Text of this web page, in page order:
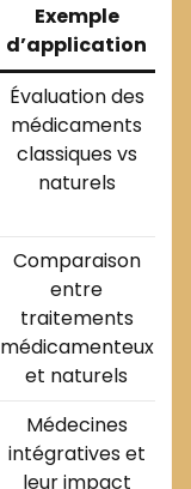
Exemple
d’application
Évaluation des
médicaments
classiques vs
naturels
Comparaison
entre
traitements
médicamenteux
et naturels
Médecines
intégratives et
leur impact